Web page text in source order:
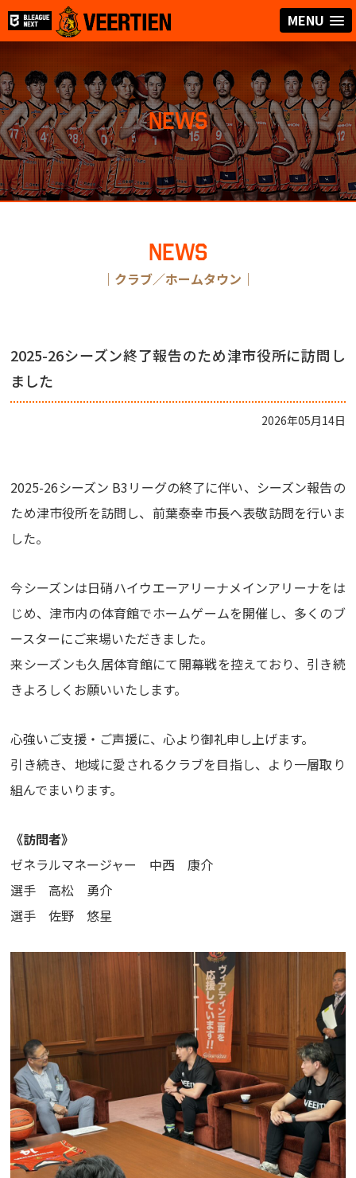
MENU
NEWS
NEWS
｜ クラブ／ホームタウン ｜
2025-26シーズン終了報告のため津市役所に訪問し
ました
2026年05月14日
2025-26シーズン B3リーグの終了に伴い、シーズン報告の
ため津市役所を訪問し、前葉泰幸市長へ表敬訪問を行いま
した。
今シーズンは日硝ハイウエーアリーナメインアリーナをは
じめ、津市内の体育館でホームゲームを開催し、多くのブ
ースターにご来場いただきました。
来シーズンも久居体育館にて開幕戦を控えており、引き続
きよろしくお願いいたします。
心強いご支援・ご声援に、心より御礼申し上げます。
引き続き、地域に愛されるクラブを目指し、より一層取り
組んでまいります。
《訪問者》
ゼネラルマネージャー 中西 康介
選手 高松 勇介
選手 佐野 悠星